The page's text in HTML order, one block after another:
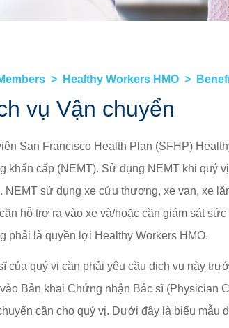
Tài liệu dành cho Hội viên »
Healthy Workers HMO »
Các Quyền lợi và Dịch vụ được Bao
Tiếp tục Chăm Sóc »
Tìm Nhà cung cấp »
Cách Duy trì Bảo hiểm của quý vị »
Healthy Workers HMO
vụ Vận chuyển
San Francisco Health Plan (SFHP)
khẩn cấp (NEMT). Sử dụng NEMT khi quý
NEMT sử dụng xe cứu thương, xe van, xe
hỗ trợ ra vào xe và/hoặc cần giám sát
phải là quyền lợi Healthy Workers HMO.
của quý vị cần phải yêu cầu dịch vụ này
Bản khai Chứng nhận Bác sĩ (Physician
cần cho quý vị. Dưới đây là biểu mẫu